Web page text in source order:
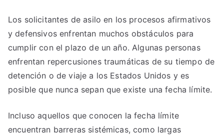
Los solicitantes de asilo en los procesos afirmativos
y defensivos enfrentan muchos obstáculos para
cumplir con el plazo de un año. Algunas personas
enfrentan repercusiones traumáticas de su tiempo de
detención o de viaje a los Estados Unidos y es
posible que nunca sepan que existe una fecha límite.
Incluso aquellos que conocen la fecha límite
encuentran barreras sistémicas, como largas